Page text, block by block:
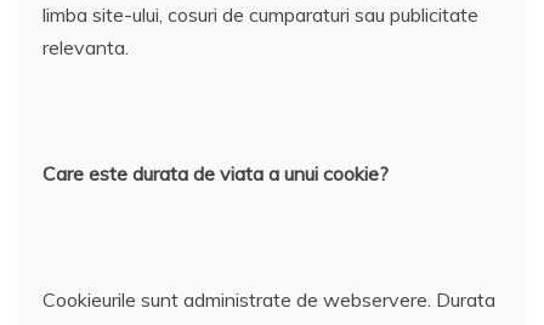
limba site-ului, cosuri de cumparaturi sau publicitate
relevanta.
Care este durata de viata a unui cookie?
Cookieurile sunt administrate de webservere. Durata